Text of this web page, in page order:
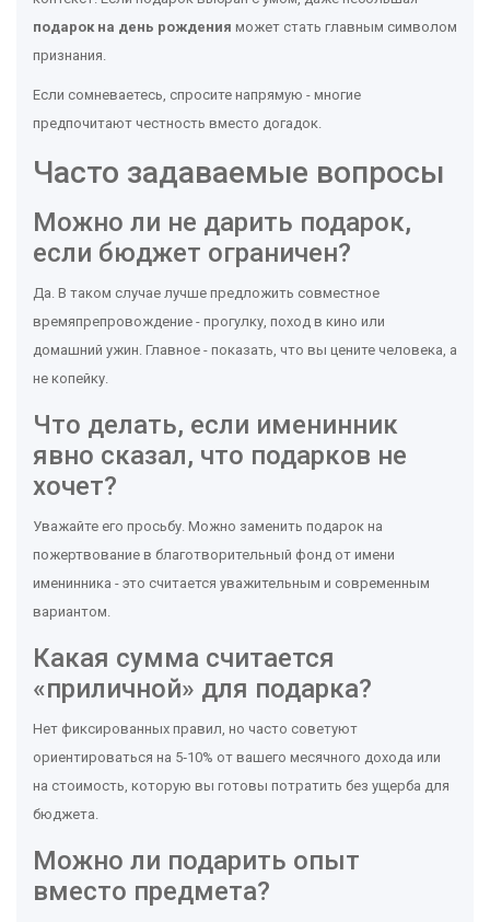
подарок на день рождения может стать главным символом
признания.
Если сомневаетесь, спросите напрямую - многие
предпочитают честность вместо догадок.
Часто задаваемые вопросы
Можно ли не дарить подарок,
если бюджет ограничен?
Да. В таком случае лучше предложить совместное
времяпрепровождение - прогулку, поход в кино или
домашний ужин. Главное - показать, что вы цените человека, а
не копейку.
Что делать, если именинник
явно сказал, что подарков не
хочет?
Уважайте его просьбу. Можно заменить подарок на
пожертвование в благотворительный фонд от имени
именинника - это считается уважительным и современным
вариантом.
Какая сумма считается
«приличной» для подарка?
Нет фиксированных правил, но часто советуют
ориентироваться на 5‑10% от вашего месячного дохода или
на стоимость, которую вы готовы потратить без ущерба для
бюджета.
Можно ли подарить опыт
вместо предмета?